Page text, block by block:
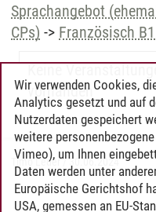
Sprachangebot
CPs) -> Französisch B1
Keine
vorhanden
Timo Leder/30.06.2024
Wir verwenden Cookies,
Analytics gesetzt und auf
Nutzerdaten gespeichert
weitere
Vimeo), um Ihnen
Daten werden unter
Europäische Gerichtshof
USA, gemessen an EU-